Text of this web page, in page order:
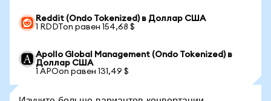
Reddit (Ondo Tokenized) в Доллар США
1 RDDTon равен 154,68 $
Apollo Global Management (Ondo Tokenized) в
Доллар США
1 APOon равен 131,49 $